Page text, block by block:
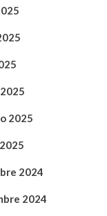
2025
2024
2024